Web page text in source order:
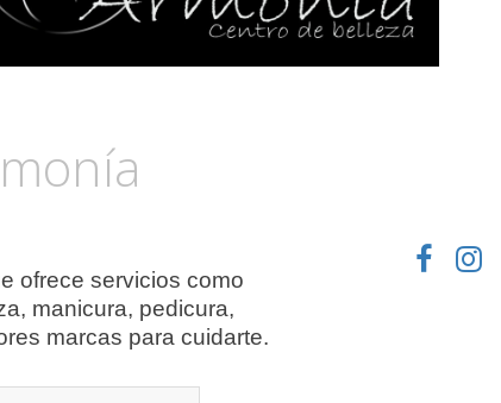
ofrece servicios como
manicura, pedicura,
marcas para cuidarte.